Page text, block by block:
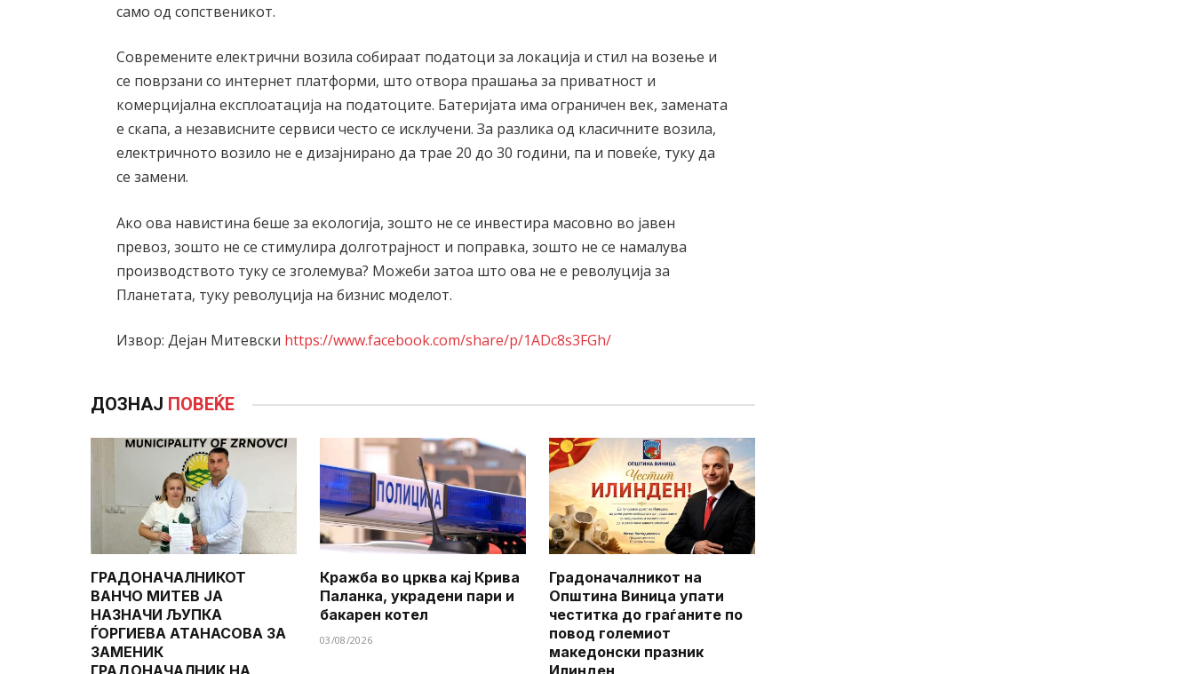
само од сопственикот.
Современите електрични возила собираат податоци за локација и стил на возење и
се поврзани со интернет платформи, што отвора прашања за приватност и
комерцијална експлоатација на податоците. Батеријата има ограничен век, замената
е скапа, а независните сервиси често се исклучени. За разлика од класичните возила,
електричното возило не е дизајнирано да трае 20 до 30 години, па и повеќе, туку да
се замени.
Ако ова навистина беше за екологија, зошто не се инвестира масовно во јавен
превоз, зошто не се стимулира долготрајност и поправка, зошто не се намалува
производството туку се зголемува? Можеби затоа што ова не е револуција за
Планетата, туку револуција на бизнис моделот.
Извор: Дејан Митевски https://www.facebook.com/share/p/1ADc8s3FGh/
ДОЗНАЈ ПОВЕЌЕ
ГРАДОНАЧАЛНИКОТ
ВАНЧО МИТЕВ ЈА
НАЗНАЧИ ЉУПКА
ЃОРГИЕВА АТАНАСОВА ЗА
ЗАМЕНИК
ГРАДОНАЧАЛНИК НА
Кражба во црква кај Крива
Паланка, украдени пари и
бакарен котел
03/08/2026
Градоначалникот на
Општина Виница упати
честитка до граѓаните по
повод големиот
македонски празник
Илинден